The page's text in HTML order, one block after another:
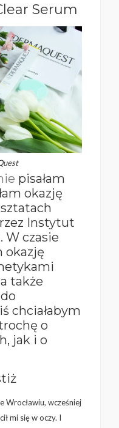
Serum
pisałam
okazję
Instytut
. W czasie
okazję
także
chciałabym
o
jak i o
Wrocławiu, wcześniej
mi się w oczy. I